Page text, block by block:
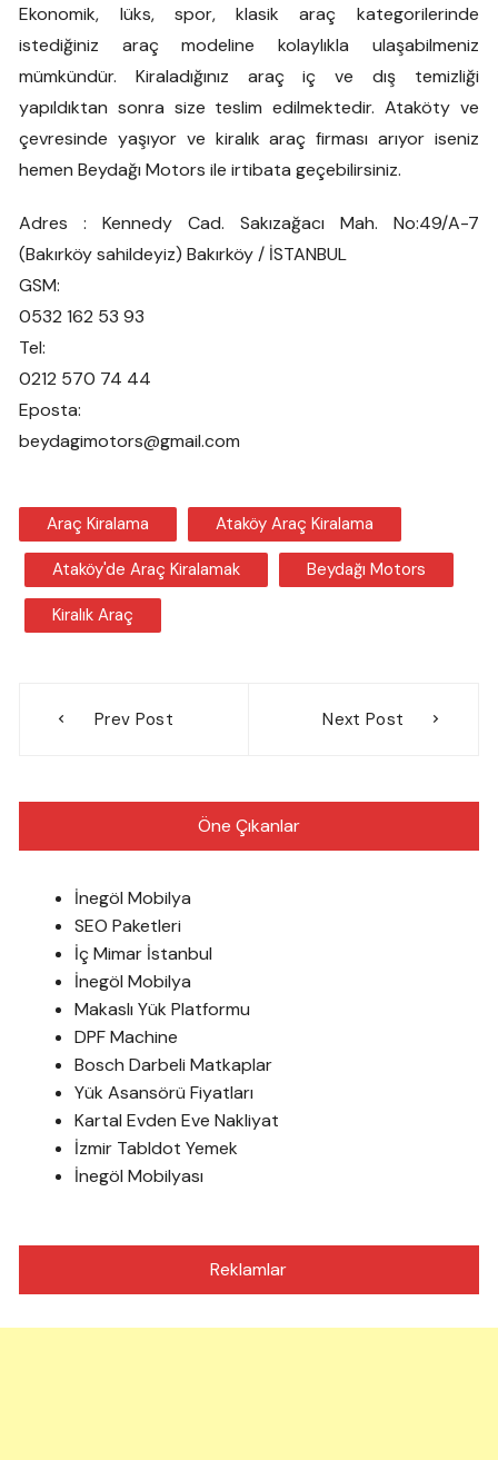
Ekonomik, lüks, spor, klasik araç kategorilerinde
istediğiniz araç modeline kolaylıkla ulaşabilmeniz
mümkündür. Kiraladığınız araç iç ve dış temizliği
yapıldıktan sonra size teslim edilmektedir. Ataköty ve
çevresinde yaşıyor ve kiralık araç firması arıyor iseniz
hemen Beydağı Motors ile irtibata geçebilirsiniz.
Adres : Kennedy Cad. Sakızağacı Mah. No:49/A-7
(Bakırköy sahildeyiz) Bakırköy / İSTANBUL
GSM:
0532 162 53 93
Tel:
0212 570 74 44
Eposta:
beydagimotors@gmail.com
Araç Kiralama Ataköy Araç Kiralama
Ataköy'de Araç Kiralamak Beydağı Motors
Kiralık Araç
gezinmesi
Prev Post Next Post
Öne Çıkanlar
İnegöl Mobilya
SEO Paketleri
İç Mimar İstanbul
İnegöl Mobilya
Makaslı Yük Platformu
DPF Machine
Bosch Darbeli Matkaplar
Yük Asansörü Fiyatları
Kartal Evden Eve Nakliyat
İzmir Tabldot Yemek
İnegöl Mobilyası
Reklamlar